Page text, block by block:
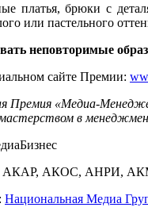
платья, брюки с
или пастельного
неповторимые
сайте Премии:
Премия «Медиа-
в
АКАР, АКОС, АНРИ,
Национальная Медиа